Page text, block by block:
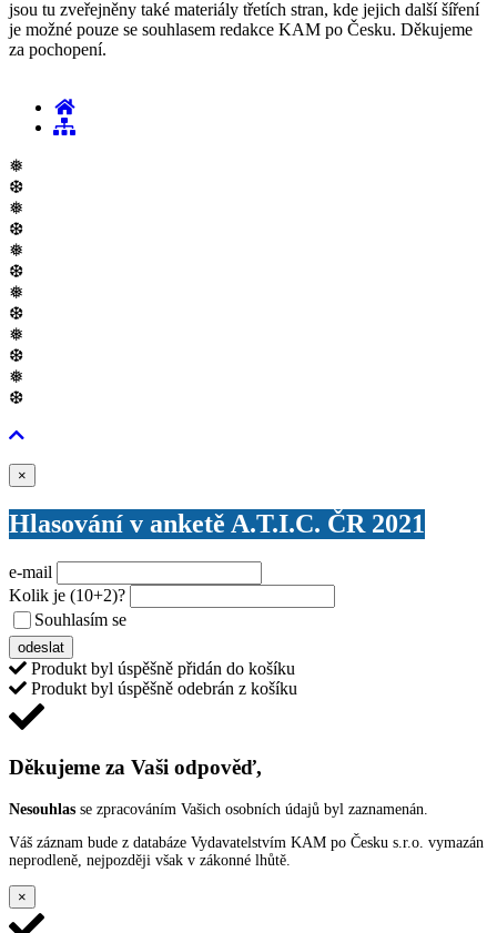
jsou tu zveřejněny také materiály třetích stran, kde jejich další šíření
je možné pouze se souhlasem redakce KAM po Česku. Děkujeme
za pochopení.
❅
❆
❅
❆
❅
❆
❅
❆
❅
❆
❅
❆
×
Hlasování v anketě A.T.I.C. ČR 2021
e-mail
Kolik je (10+2)?
Souhlasím se
odeslat
Produkt byl úspěšně přidán do košíku
Produkt byl úspěšně odebrán z košíku
Děkujeme za Vaši odpověď,
Nesouhlas se zpracováním Vašich osobních údajů byl zaznamenán.
Váš záznam bude z databáze Vydavatelstvím KAM po Česku s.r.o. vymazán
neprodleně, nejpozději však v zákonné lhůtě.
×